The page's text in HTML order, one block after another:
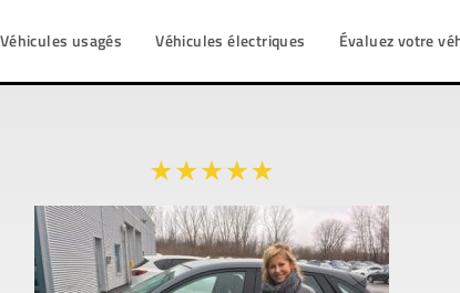
Véhicules usagés Véhicules électriques Évaluez votre